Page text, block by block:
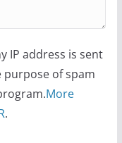
IP address is sent
purpose of spam
More
.